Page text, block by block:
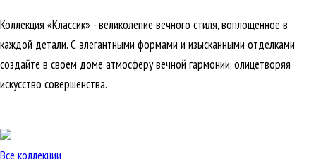
Коллекция «Классик» - великолепие вечного стиля, воплощенное в
каждой детали. С элегантными формами и изысканными отделками
создайте в своем доме атмосферу вечной гармонии, олицетворяя
искусство совершенства.
Все коллекции